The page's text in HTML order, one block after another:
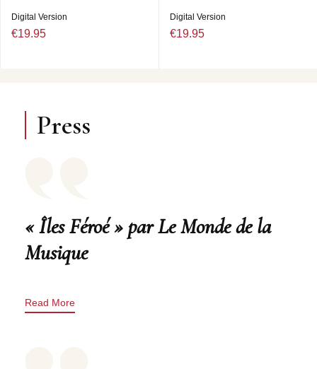
Digital Version
€19.95
Digital Version
€19.95
Press
« Îles Féroé » par Le Monde de la
Musique
Read More